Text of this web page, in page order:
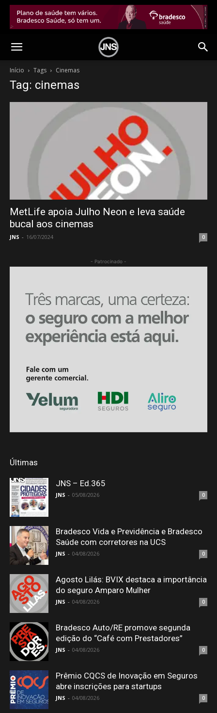
Início Tags Cinemas
Tag: cinemas
MetLife apoia Julho Neon e leva saúde
bucal aos cinemas
JNS - 16/07/2024 0
- Patrocinado -
Últimas
JNS – Ed.365
JNS - 05/08/2026 0
Bradesco Vida e Previdência e Bradesco
Saúde com corretores na UCS
JNS - 04/08/2026 0
Agosto Lilás: BVIX destaca a importância
do seguro Amparo Mulher
JNS - 04/08/2026 0
Bradesco Auto/RE promove segunda
edição do “Café com Prestadores”
JNS - 04/08/2026 0
Prêmio CQCS de Inovação em Seguros
abre inscrições para startups
JNS - 04/08/2026 0